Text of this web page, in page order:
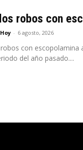
robos con
- 6 agosto, 2026
con escopolamina
del año pasado....